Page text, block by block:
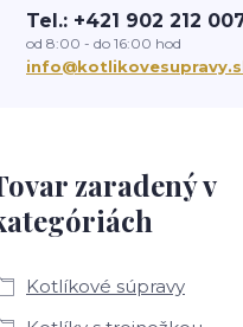
zaradený v
Kotlíkové súpravy
Tel.: +421 902 212
od 8:00 - do 16:00 hod